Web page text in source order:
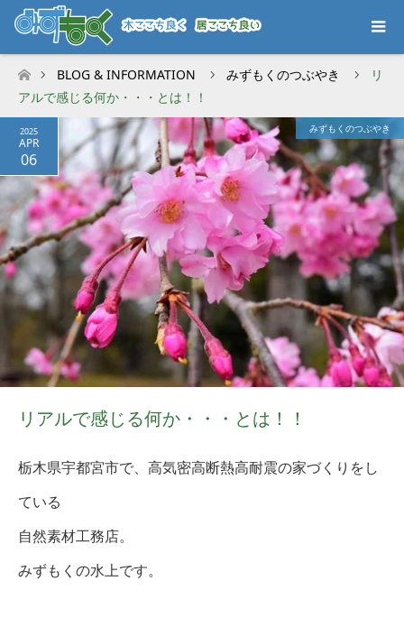
ホーム
BLOG & INFORMATION みずもくのつぶやき
リ
アルで感じる何か・・・とは！！
2025
APR
06
みずもくのつぶやき
リアルで感じる何か・・・とは！！
栃木県宇都宮市で、高気密高断熱高耐震の家づくりをし
ている
自然素材工務店。
みずもくの水上です。